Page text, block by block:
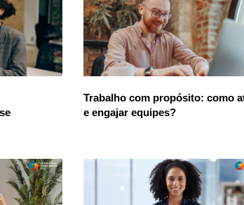
Trabalho com propósito: como
e engajar equipes?